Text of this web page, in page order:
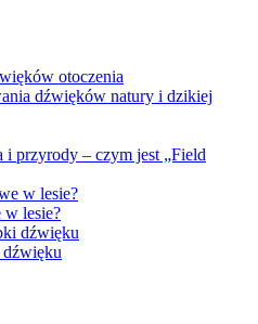
dźwięków natury i dzikiej
i przyrody – czym jest „Field
w lesie?